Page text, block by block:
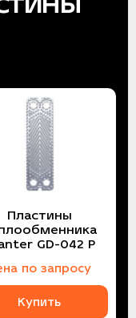
Пластины
GD-042 P
по запросу
Купить